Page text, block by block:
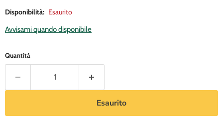
Disponibilità: Esaurito
Avvisami quando disponibile
Quantità
Esaurito